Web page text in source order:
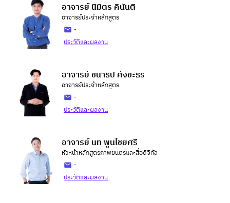
อาจารย์ นิมิตร คินันติ
อาจารย์ประจำหลักสูตร
-
ประวัติและผลงาน
อาจารย์ ชนาธิป ศังขะธร
อาจารย์ประจำหลักสูตร
-
ประวัติและผลงาน
อาจารย์ นท พูนไชยศรี
หัวหน้าหลักสูตรภาพยนตร์และสื่อดิจิทัล
-
ประวัติและผลงาน